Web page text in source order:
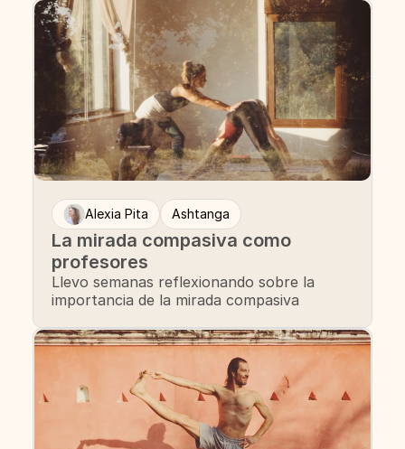
Alexia Pita Ashtanga
La mirada compasiva como
profesores
Llevo semanas reflexionando sobre la
importancia de la mirada compasiva